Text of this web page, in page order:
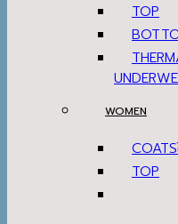
TOP
WOMEN
COATS
TOP